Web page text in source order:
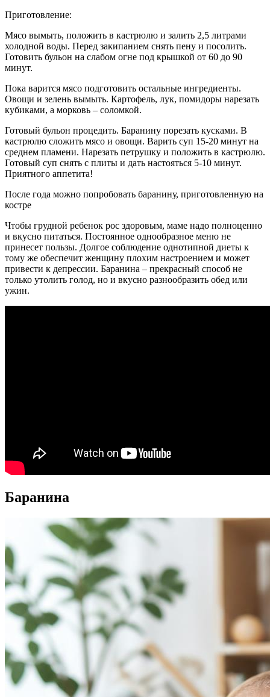
Приготовление:
Мясо вымыть, положить в кастрюлю и залить 2,5 литрами
холодной воды. Перед закипанием снять пену и посолить.
Готовить бульон на слабом огне под крышкой от 60 до 90
минут.
Пока варится мясо подготовить остальные ингредиенты.
Овощи и зелень вымыть. Картофель, лук, помидоры нарезать
кубиками, а морковь – соломкой.
Готовый бульон процедить. Баранину порезать кусками. В
кастрюлю сложить мясо и овощи. Варить суп 15-20 минут на
среднем пламени. Нарезать петрушку и положить в кастрюлю.
Готовый суп снять с плиты и дать настояться 5-10 минут.
Приятного аппетита!
После года можно попробовать баранину, приготовленную на
костре
Чтобы грудной ребенок рос здоровым, маме надо полноценно
и вкусно питаться. Постоянное однообразное меню не
принесет пользы. Долгое соблюдение однотипной диеты к
тому же обеспечит женщину плохим настроением и может
привести к депрессии. Баранина – прекрасный способ не
только утолить голод, но и вкусно разнообразить обед или
ужин.
Баранина